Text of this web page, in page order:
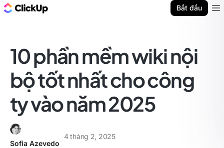
Bắt đầu
10 phần mềm wiki nội
bộ tốt nhất cho công
ty vào năm 2025
Sofia Azevedo
4 tháng 2, 2025